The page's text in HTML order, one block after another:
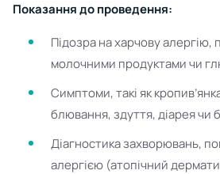
Показання до проведення:
Підозра на харчову алергію,
молочними продуктами чи
Симптоми, такі як
блювання, здуття, діарея чи
Діагностика захворювань,
алергією (атопічний